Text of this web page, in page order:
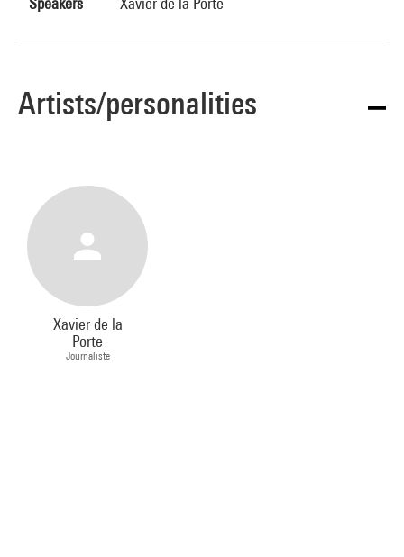
Artists/personalities
Xavier de la
Porte
Journaliste